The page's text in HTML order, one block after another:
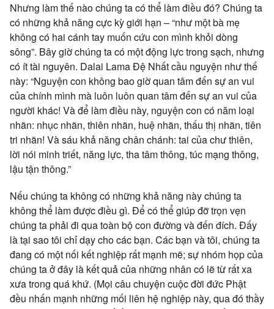
Nhưng làm thế nào chúng ta có thể làm điều đó? Chúng ta
có những khả năng cực kỳ giới hạn – “như một bà mẹ
không có hai cánh tay muốn cứu con mình khỏi dòng
sông”. Bây giờ chúng ta có một động lực trong sạch, nhưng
có ít tài nguyên. Dalai Lama Đệ Nhất cầu nguyện như thế
này: “Nguyện con không bao giờ quan tâm đến sự an vui
của chính mình mà luôn luôn quan tâm đến sự an vui của
người khác! Và để làm điều này, nguyện con có năm loại
nhãn: nhục nhãn, thiên nhãn, huệ nhãn, thấu thị nhãn, tiên
tri nhãn! Và sáu khả năng chân chánh: tai của chư thiên,
lời nói minh triết, năng lực, tha tâm thông, túc mạng thông,
lậu tận thông.”
Nếu chúng ta không có những khả năng này chúng ta
không thể làm được điều gì. Để có thể giúp đỡ trọn vẹn
chúng ta phải đi qua toàn bộ con đường và đến đích. Đấy
là tại sao tôi chỉ dạy cho các bạn. Các bạn và tôi, chúng ta
đang có một nối kết nghiệp rất mạnh mẽ; sự nhóm họp của
chúng ta ở đây là kết quả của những nhân có lẽ từ rất xa
xưa trong quá khứ. (Mọi câu chuyện cuộc đời đức Phật
đều nhấn mạnh những mối liên hệ nghiệp này, qua đó thầy